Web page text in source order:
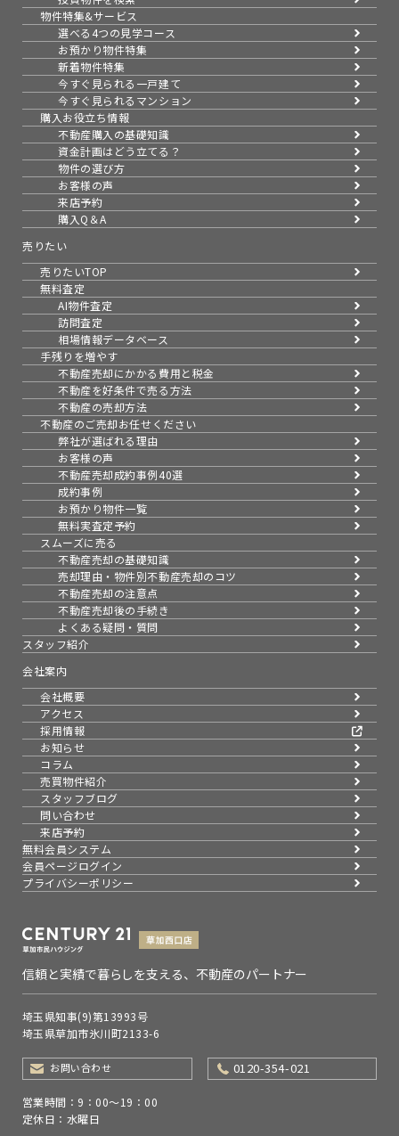
物件特集&サービス
選べる4つの見学コース
お預かり物件特集
新着物件特集
今すぐ見られる一戸建て
今すぐ見られるマンション
購入お役立ち情報
不動産購入の基礎知識
資金計画はどう立てる？
物件の選び方
お客様の声
来店予約
購入Q＆A
売りたい
売りたいTOP
無料査定
AI物件査定
訪問査定
相場情報データベース
手残りを増やす
不動産売却にかかる費用と税金
不動産を好条件で売る方法
不動産の売却方法
不動産のご売却お任せください
弊社が選ばれる理由
お客様の声
不動産売却成約事例40選
成約事例
お預かり物件一覧
無料実査定予約
スムーズに売る
不動産売却の基礎知識
売却理由・物件別不動産売却のコツ
不動産売却の注意点
不動産売却後の手続き
よくある疑問・質問
スタッフ紹介
会社案内
会社概要
アクセス
採用情報
お知らせ
コラム
売買物件紹介
スタッフブログ
問い合わせ
来店予約
無料会員システム
会員ページログイン
プライバシーポリシー
信頼と実績で暮らしを支える、不動産のパートナー
埼玉県知事(9)第13993号
埼玉県草加市氷川町2133-6
お問い合わせ 0120-354-021
営業時間：9：00～19：00
定休日：水曜日